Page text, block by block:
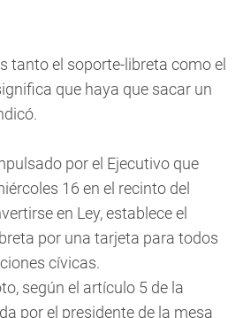
tanto el soporte-libreta como el
que haya que sacar un
por el Ejecutivo que
16 en el recinto del
en Ley, establece el
por una tarjeta para todos
cívicas.
según el artículo 5 de la
por el presidente de la mesa